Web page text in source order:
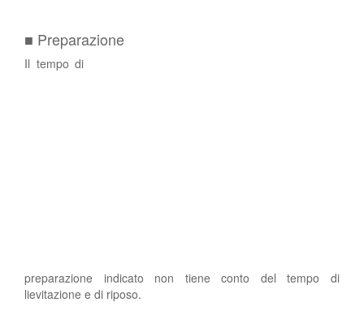
■ Preparazione
Il tempo di
preparazione indicato non tiene conto del tempo di
lievitazione e di riposo.